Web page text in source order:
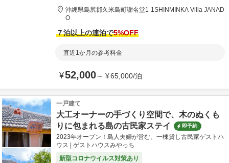
沖縄県島尻郡久米島町謝名堂1-1SHINMINKA Villa JANAD
O
７泊以上の連泊で5%OFF
直近1か月の参考料金
¥52,000～ ¥65,000/泊
一戸建て
大工オーナーの手づくり空間で、木のぬくも
りに包まれる島の古民家ステイ
即予約
2023年オープン！島人夫婦が営む、一棟貸し古民家ゲストハ
ウス | ゲストハウスみやっち
新型コロナウイルス対策あり